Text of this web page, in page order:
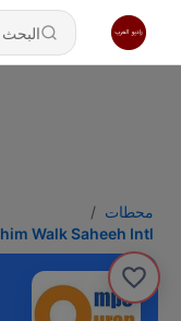
محطات
Walk Saheeh Intl